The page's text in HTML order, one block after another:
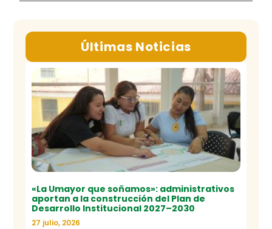
Últimas Noticias
«La Umayor que soñamos»: administrativos
aportan a la construcción del Plan de
Desarrollo Institucional 2027–2030
27 julio, 2026